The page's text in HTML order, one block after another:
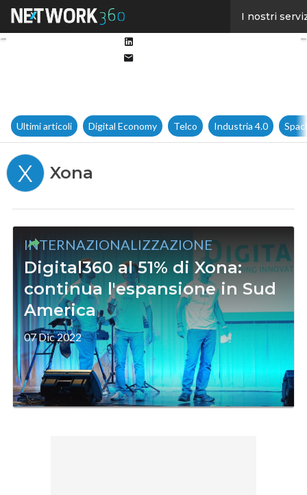
I nostri
Ultimi articoli Digital Economy Telco Industria 4.0
X Xona
INTERNAZIONALIZZAZIONE
Digital360 al 51% di Xona:
continua l'espansione in Sud
America
07 Dic 2022